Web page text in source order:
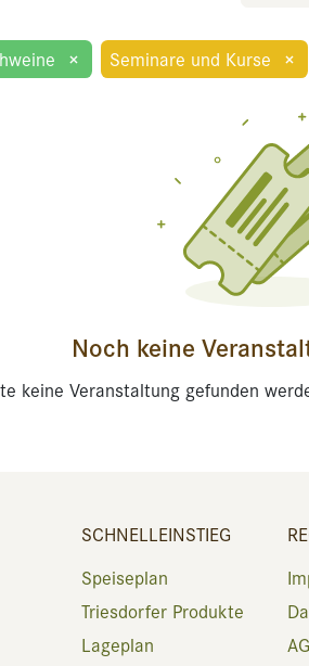
× Seminare und Kurse ×
Noch keine
keine Veranstaltung gefunden
SCHNELLEINSTIEG
Speiseplan
Triesdorfer Produkte
Lageplan